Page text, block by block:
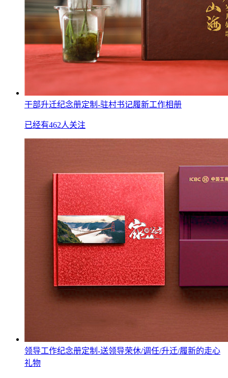
干部升迁纪念册定制-驻村书记履新工作相册
已经有462人关注
领导工作纪念册定制-送领导荣休/调任/升迁/履新的走心
礼物